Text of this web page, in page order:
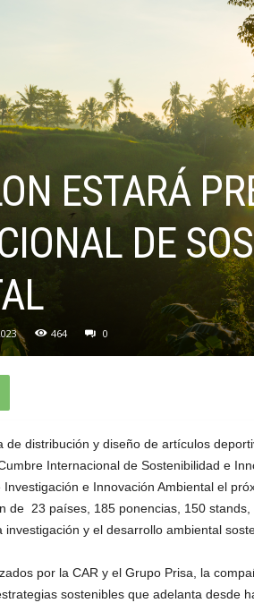
ESTARÁ
DE
464 0
de distribución y diseño de artículos
Internacional de Sostenibilidad e
e Innovación Ambiental el
de 23 países, 185 ponencias, 150
y el desarrollo ambiental
por la CAR y el Grupo Prisa, la
sostenibles que adelanta desde